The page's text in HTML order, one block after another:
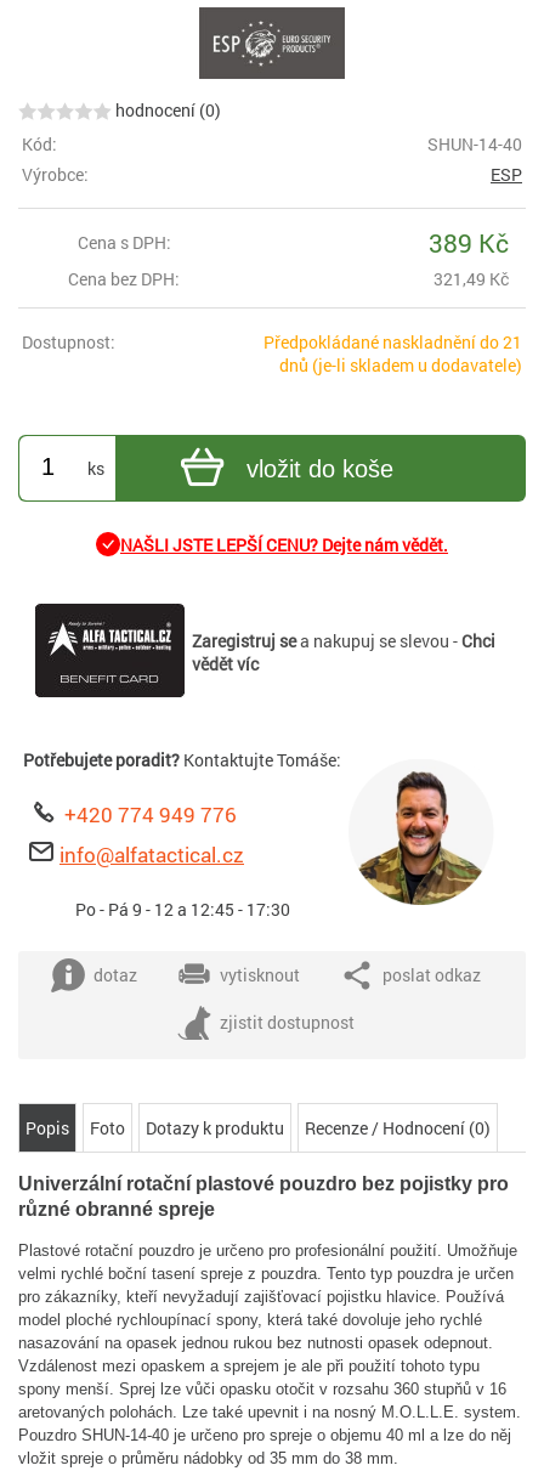
hodnocení (0)
Kód:
SHUN-14-40
Výrobce:
ESP
Cena s DPH: 389 Kč
Cena bez DPH: 321,49 Kč
Dostupnost:
Předpokládané naskladnění do 21
dnů (je-li skladem u dodavatele)
ks vložit do koše
NAŠLI JSTE LEPŠÍ CENU? Dejte nám vědět.
Zaregistruj sea nakupuj se slevou -Chci
vědět víc
Potřebujete poradit? Kontaktujte Tomáše:
+420 774 949 776
info@alfatactical.cz
Po - Pá 9 - 12 a 12:45 - 17:30
dotaz vytisknout poslat odkaz
zjistit dostupnost
Popis Foto Dotazy k produktu Recenze / Hodnocení (0)
Univerzální rotační plastové pouzdro bez pojistky pro
různé obranné spreje
Plastové rotační pouzdro je určeno pro profesionální použití. Umožňuje
velmi rychlé boční tasení spreje z pouzdra. Tento typ pouzdra je určen
pro zákazníky, kteří nevyžadují zajišťovací pojistku hlavice. Používá
model ploché rychloupínací spony, která také dovoluje jeho rychlé
nasazování na opasek jednou rukou bez nutnosti opasek odepnout.
Vzdálenost mezi opaskem a sprejem je ale při použití tohoto typu
spony menší. Sprej lze vůči opasku otočit v rozsahu 360 stupňů v 16
aretovaných polohách. Lze také upevnit i na nosný M.O.L.L.E. system.
Pouzdro SHUN-14-40 je určeno pro spreje o objemu 40 ml a lze do něj
vložit spreje o průměru nádobky od 35 mm do 38 mm.